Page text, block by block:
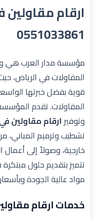
ارقام
0551033861
مؤسسة مدار العرب هي
المقاولات في
قوية بفضل خبرتها
المقاولات. تقدم
وتوفيرارقام مقاولين
تشطيب وترميم المباني،
خارجية، وصولاً إلى أعمال
تتميز بتقديم حلول
مواد عالية الجودة
خدمات ارقام